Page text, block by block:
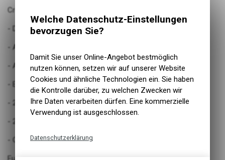
Crosshelm aus Fiberglas- Stirn- und Kinnbelüftung
- Doppel-D Verschluss
- Austrennbares, waschbares Innenfutter
- Austrennbare, waschbare Wangenpolster
- Erfüllt die Prüfnorm ECE 22. 06
- 2 Schalengrössen
- 2 EPS Grössen
- Gewicht: 1000gr +/- 50
Welche Datenschutz-Einstellungen
bevorzugen Sie?
Damit Sie unser Online-Angebot bestmöglich
nutzen können, setzen wir auf unserer Website
Cookies und ähnliche Technologien ein. Sie haben
die Kontrolle darüber, zu welchen Zwecken wir
Ihre Daten verarbeiten dürfen. Eine kommerzielle
Verwendung ist ausgeschlossen.
Datenschutzerklärung